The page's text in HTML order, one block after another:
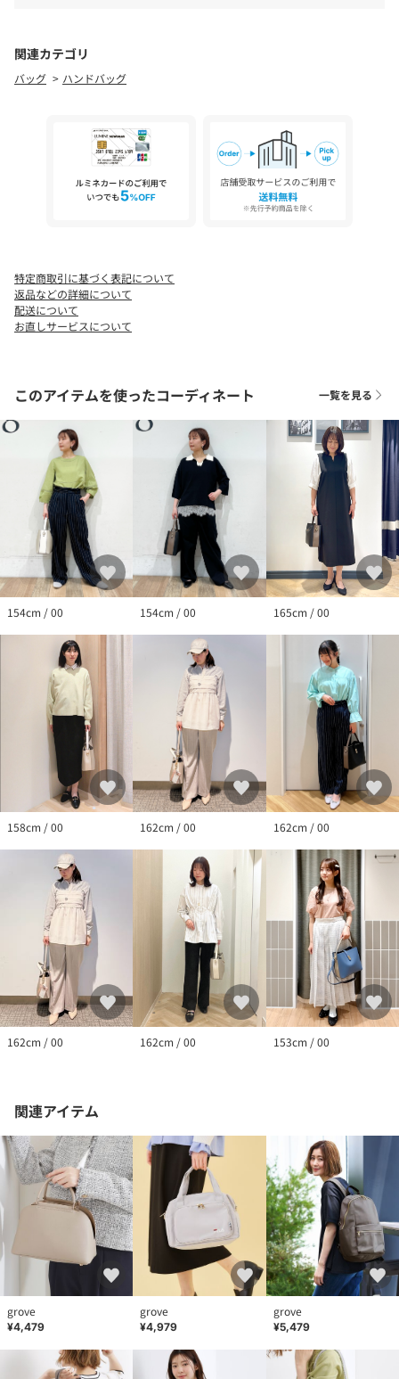
【仕様】
・ポケット数：内側×1
ます。また、パソコン・スマートフォンなどの環境により、若干
製品と画像のカラーが異なる場合もございます。
関連カテゴリ
バッグ ハンドバッグ
特定商取引に基づく表記について
返品などの詳細について
配送について
お直しサービスについて
このアイテムを使ったコーディネート 一覧を見る
154cm / 00 154cm / 00 165cm / 00
158cm / 00 162cm / 00 162cm / 00
162cm / 00 162cm / 00 153cm / 00
関連アイテム
grove
¥4,479
grove
¥4,979
grove
¥5,479